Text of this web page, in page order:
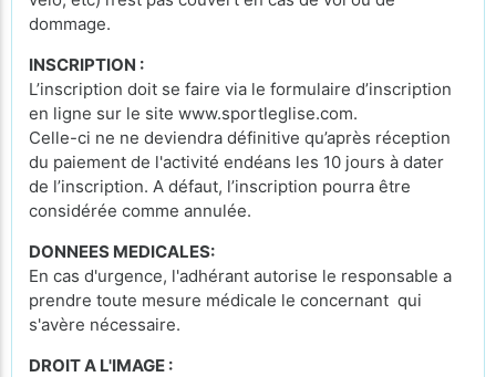
dommage.
INSCRIPTION :
L’inscription doit se faire via le formulaire d’inscription
en ligne sur le site www.sportleglise.com.
Celle-ci ne ne deviendra définitive qu’après réception
du paiement de l'activité endéans les 10 jours à dater
de l’inscription. A défaut, l’inscription pourra être
considérée comme annulée.
DONNEES MEDICALES:
En cas d'urgence, l'adhérant autorise le responsable a
prendre toute mesure médicale le concernant qui
s'avère nécessaire.
DROIT A L'IMAGE :